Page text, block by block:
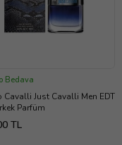
Bedava
Cavalli Just Cavalli Men EDT
Parfüm
TL